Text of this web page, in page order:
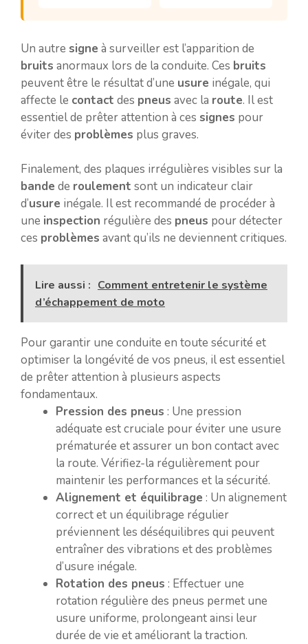
Un autre signe à surveiller est l’apparition de
bruits anormaux lors de la conduite. Ces bruits
peuvent être le résultat d’une usure inégale, qui
affecte le contact des pneus avec la route. Il est
essentiel de prêter attention à ces signes pour
éviter des problèmes plus graves.
Finalement, des plaques irrégulières visibles sur la
bande de roulement sont un indicateur clair
d’usure inégale. Il est recommandé de procéder à
une inspection régulière des pneus pour détecter
ces problèmes avant qu’ils ne deviennent critiques.
Lire aussi : Comment entretenir le système
d’échappement de moto
Pour garantir une conduite en toute sécurité et
optimiser la longévité de vos pneus, il est essentiel
de prêter attention à plusieurs aspects
fondamentaux.
Pression des pneus : Une pression
adéquate est cruciale pour éviter une usure
prématurée et assurer un bon contact avec
la route. Vérifiez-la régulièrement pour
maintenir les performances et la sécurité.
Alignement et équilibrage : Un alignement
correct et un équilibrage régulier
préviennent les déséquilibres qui peuvent
entraîner des vibrations et des problèmes
d’usure inégale.
Rotation des pneus : Effectuer une
rotation régulière des pneus permet une
usure uniforme, prolongeant ainsi leur
durée de vie et améliorant la traction.